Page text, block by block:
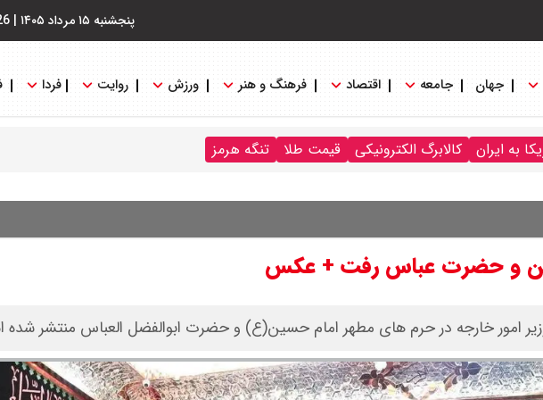
پنجشنبه ۱۵ مرداد ۱۴۰۵ |
جهان جامعه اقتصاد فرهنگ و هنر ورزش روایت فردا
به ایران کالابرگ الکترونیکی قیمت طلا تنگه هرمز
و حضرت عباس رفت + عکس
امور خارجه در حرم های مطهر امام حسین(ع) و حضرت ابوالفضل العباس منتشر